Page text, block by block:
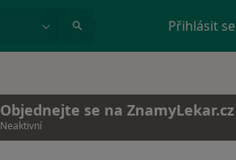
Přihlásit se
Objednejte se na ZnamyLekar.cz
Neaktivní